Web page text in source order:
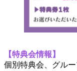
【特典会情報】
個別特典会、グル